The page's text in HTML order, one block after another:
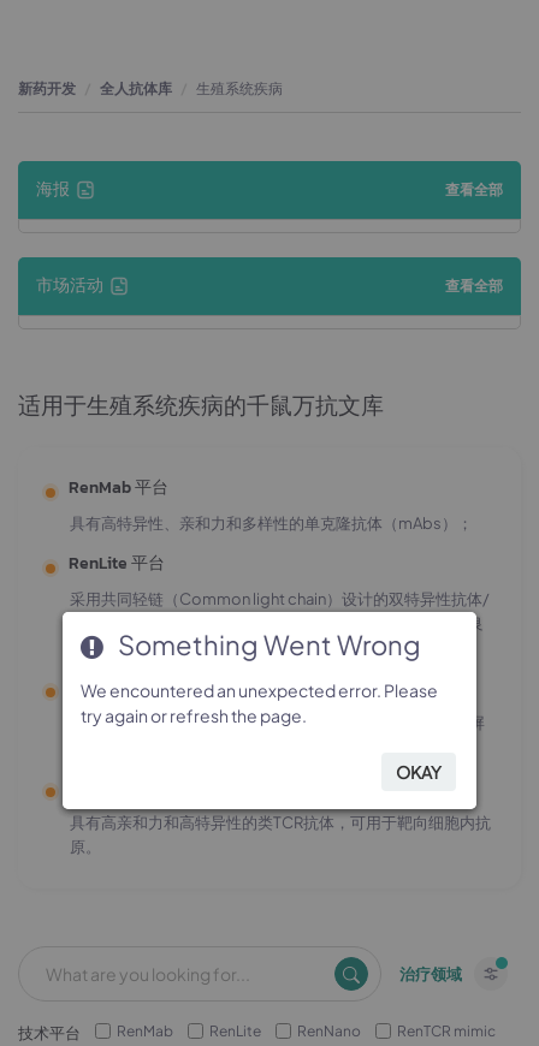
新药开发 全人抗体库 生殖系统疾病
海报 查看全部
市场活动 查看全部
适用于生殖系统疾病的千鼠万抗文库
RenMab 平台
具有高特异性、亲和力和多样性的单克隆抗体（mAbs）；
RenLite 平台
采用共同轻链（Common light chain）设计的双特异性抗体/
抗体偶联药物（bsAbs/bsADCs），具备高配对成功率与良
好的成药性；
RenNano 平台
全人仅重链抗体（HCAbs）或VHH抗体，可用于穿透血脑屏
具有高亲和力和高特异性的类TCR抗体，可用于靶向细胞内抗
原。
治疗领域
技术平台 RenMab RenLite RenNano RenTCR mimic
Something Went Wrong
We encountered an unexpected error. Please
try again or refresh the page.
OKAY
Something Went Wrong
We encountered an unexpected error. Please
try again or refresh the page.
OKAY
Something Went Wrong
We encountered an unexpected error. Please
try again or refresh the page.
OKAY
Something Went Wrong
We encountered an unexpected error. Please
try again or refresh the page.
OKAY